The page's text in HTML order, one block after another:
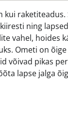
raketiteadus.
ning
vahel, hoides
Ometi on
võivad pikas
lapse jalga